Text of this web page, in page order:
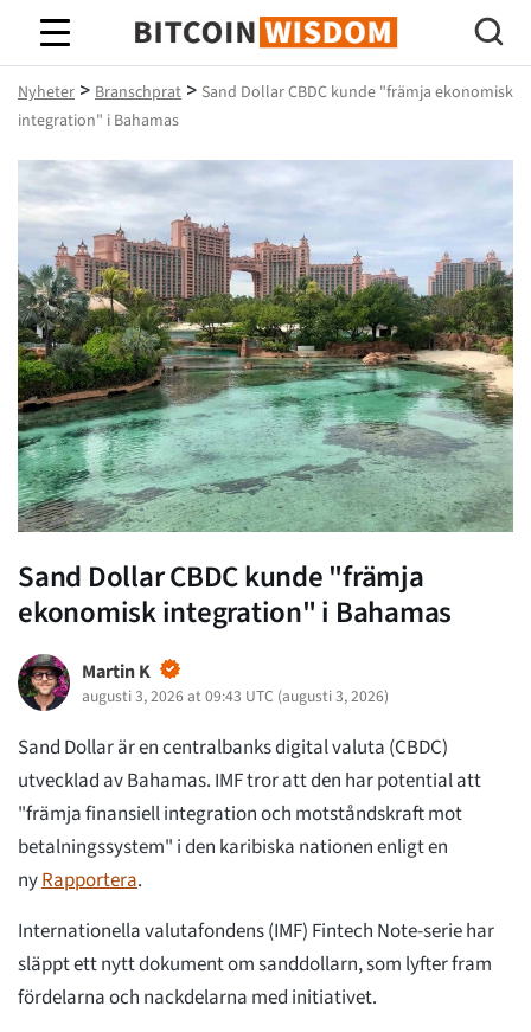
Bitcoin Wisdom
Nyheter > Branschprat > Sand Dollar CBDC kunde "främja ekonomisk
integration" i Bahamas
Sand Dollar CBDC kunde "främja
ekonomisk integration" i Bahamas
Martin K
augusti 3, 2026 at 09:43 UTC (augusti 3, 2026)
Sand Dollar är en centralbanks digital valuta (CBDC)
utvecklad av Bahamas. IMF tror att den har potential att
"främja finansiell integration och motståndskraft mot
betalningssystem" i den karibiska nationen enligt en
nyRapportera.
Internationella valutafondens (IMF) Fintech Note-serie har
släppt ett nytt dokument om sanddollarn, som lyfter fram
fördelarna och nackdelarna med initiativet.